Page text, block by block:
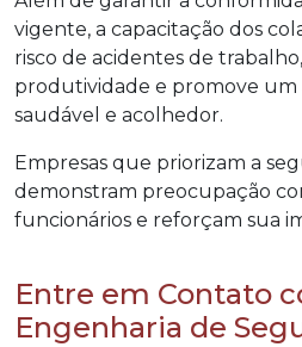
vigente, a capacitação dos
risco de acidentes de
produtividade e promove um
saudável e acolhedor.
Empresas que priorizam a
demonstram preocupação
funcionários e reforçam sua
Entre em Contato
Engenharia de